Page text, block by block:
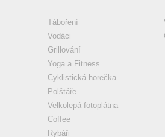
Táboření
Vodáci
Grillování
Yoga a Fitness
Cyklistická horečka
Polštáře
Velkolepá fotoplátna
Coffee
Rybáři